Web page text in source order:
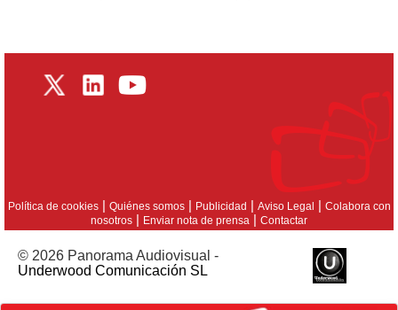
Política de cookies| Quiénes somos| Publicidad | Aviso Legal | Colabora con
nosotros | Enviar nota de prensa | Contactar
© 2026 Panorama Audiovisual -
Underwood Comunicación SL